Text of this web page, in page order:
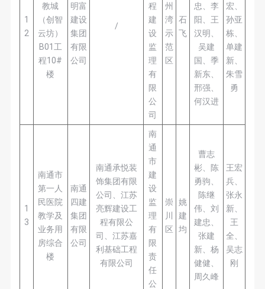
1
2
教城
（创智
云坊）
B01工
程10#
楼
明富
建设
集团
有限
公司
/
程
建
设
监
理
有
限
公
司
州
湾
示
范
区
石
飞
忠、李
阳、王
汉明、
吴建
国、季
新东、
邢强、
何汉进
宏、
孙亚
栋、
单建
新、
朱雪
勇
1
3
南通市
第一人
民医院
教学及
业务用
房综合
楼
南通
四建
集团
有限
公司
南通承悦装
饰集团有限
公司、江苏
亮辉建设工
程有限公
司、江苏嘉
利基础工程
有限公司
南
通
市
建
设
监
理
有
限
责
任
公
崇
川
区
姚
建
均
曹志
彬、陈
勇驹、
陈继
伟、刘
建忠、
张建
新、杨
健健、
周久峰
王宏
兵、
张永
新、
王
全、
吴志
刚